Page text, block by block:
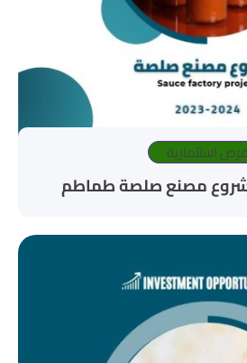
فرص استثمارية
مصنع صلصة طماطم